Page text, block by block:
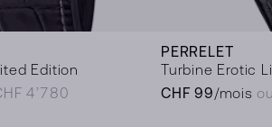
Edition
4’780
PERRELET
Turbine Erotic
CHF 99/mois